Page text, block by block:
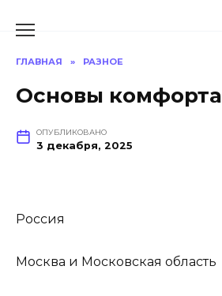
ГЛАВНАЯ » РАЗНОЕ
Основы комфорта
ОПУБЛИКОВАНО
3 декабря, 2025
Россия
Москва и Московская область